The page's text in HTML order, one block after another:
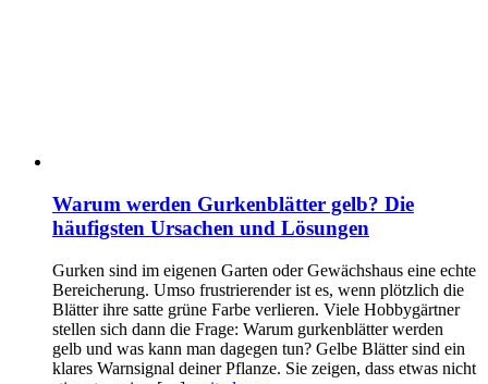
Warum werden Gurkenblätter gelb? Die
häufigsten Ursachen und Lösungen
Gurken sind im eigenen Garten oder Gewächshaus eine echte
Bereicherung. Umso frustrierender ist es, wenn plötzlich die
Blätter ihre satte grüne Farbe verlieren. Viele Hobbygärtner
stellen sich dann die Frage: Warum gurkenblätter werden
gelb und was kann man dagegen tun? Gelbe Blätter sind ein
klares Warnsignal deiner Pflanze. Sie zeigen, dass etwas nicht